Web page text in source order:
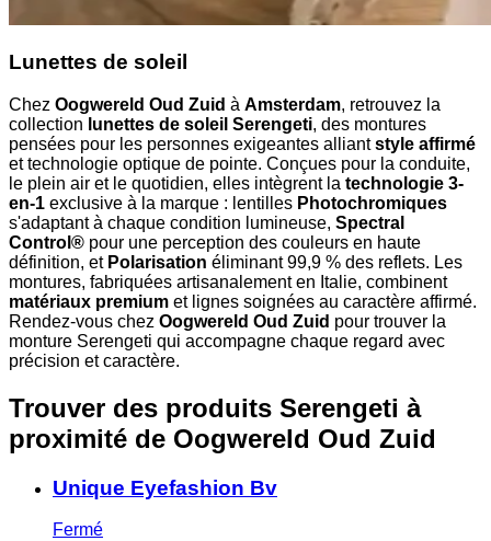
Lunettes de soleil
Chez Oogwereld Oud Zuid à Amsterdam, retrouvez la
collection lunettes de soleil Serengeti, des montures
pensées pour les personnes exigeantes alliantstyle affirmé
et technologie optique de pointe. Conçues pour la conduite,
le plein air et le quotidien, elles intègrent la technologie 3-
en-1 exclusive à la marque : lentilles Photochromiques
s'adaptant à chaque condition lumineuse, Spectral
Control® pour une perception des couleurs en haute
définition, et Polarisation éliminant 99,9 % des reflets. Les
montures, fabriquées artisanalement en Italie, combinent
matériaux premium et lignes soignées au caractère affirmé.
Rendez-vous chez Oogwereld Oud Zuid pour trouver la
monture Serengeti qui accompagne chaque regard avec
précision et caractère.
Trouver des produits Serengeti à
proximité de Oogwereld Oud Zuid
Unique Eyefashion Bv
Fermé